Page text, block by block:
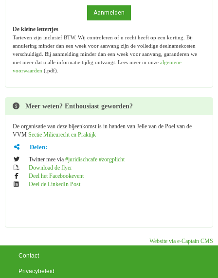
Aanmelden
De kleine lettertjes
Tarieven zijn inclusief BTW. Wij controleren of u recht heeft op een korting. Bij
annulering minder dan een week voor aanvang zijn de volledige deelnamekosten
verschuldigd. Bij aanmelding minder dan een week voor aanvang, garanderen we
niet meer dat u alle informatie tijdig ontvangt. Lees meer in onze algemene
voorwaarden (.pdf).
Meer weten? Enthousiast geworden?
De organisatie van deze bijeenkomst is in handen van Jelle van de Poel van de
VVM Sectie Milieurecht en Praktijk
Delen:
Twitter mee via #juridischcafe #zorgplicht
Download de flyer
Deel het Facebookevent
Deel de LinkedIn Post
Website via e-Captain CMS
Contact
Privacybeleid